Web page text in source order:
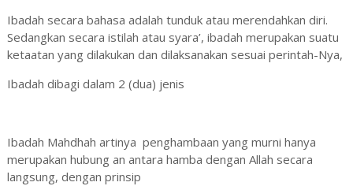
Ibadah secara bahasa adalah tunduk atau merendahkan diri.
Sedangkan secara istilah atau syara’, ibadah merupakan suatu
ketaatan yang dilakukan dan dilaksanakan sesuai perintah-Nya,
Ibadah dibagi dalam 2 (dua) jenis
Ibadah Mahdhah artinya penghambaan yang murni hanya
merupakan hubung an antara hamba dengan Allah secara
langsung, dengan prinsip